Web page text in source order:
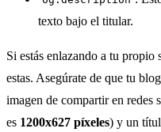
texto bajo el titular.
Si estás enlazando a tu
estas. Asegúrate de que tu
imagen de compartir en redes
es 1200x627 píxeles) y un